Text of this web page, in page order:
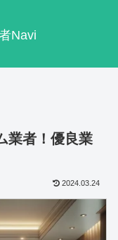
Navi
業者！優良業
2024.03.24